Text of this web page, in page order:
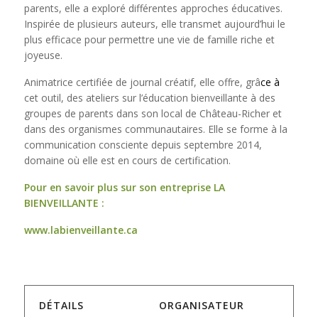
parents, elle a exploré différentes approches éducatives.
Inspirée de plusieurs auteurs, elle transmet aujourd’hui le
plus efficace pour permettre une vie de famille riche et
joyeuse.
Animatrice certifiée de journal créatif, elle offre, grâce à
cet outil, des ateliers sur l’éducation bienveillante à des
groupes de parents dans son local de Château-Richer et
dans des organismes communautaires. Elle se forme à la
communication consciente depuis septembre 2014,
domaine où elle est en cours de certification.
Pour en savoir plus sur son entreprise LA
BIENVEILLANTE :
www.labienveillante.ca
DÉTAILS ORGANISATEUR